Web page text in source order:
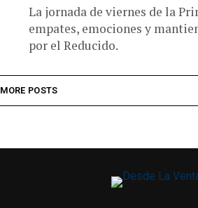
La jornada de viernes de la
empates, emociones y
por el Reducido.
MORE POSTS